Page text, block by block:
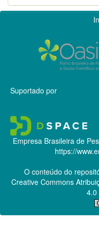
Suportado por
Empresa Brasileira de
https://
O conteúdo do
Creative Commons
4.0